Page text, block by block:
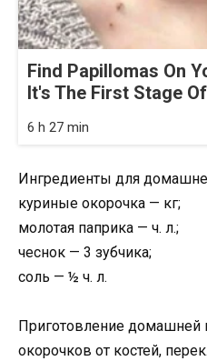
Find Papillomas On
It's The First Stage
6 h 27 min
Ингредиенты для
куриные окорочка — кг;
молотая паприка — ч. л.;
чеснок — 3 зубчика;
соль — ½ ч. л.
Приготовление домашней
окорочков от костей,